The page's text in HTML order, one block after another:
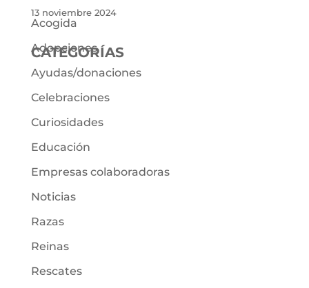
13 noviembre 2024
CATEGORÍAS
Acogida
Adopciones
Ayudas/donaciones
Celebraciones
Curiosidades
Educación
Empresas colaboradoras
Noticias
Razas
Reinas
Rescates